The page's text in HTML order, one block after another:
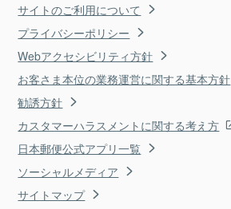
サイトのご利用について
プライバシーポリシー
Webアクセシビリティ方針
お客さま本位の業務運営に関する基本方針
勧誘方針
カスタマーハラスメントに関する考え方
日本郵便公式アプリ一覧
ソーシャルメディア
サイトマップ